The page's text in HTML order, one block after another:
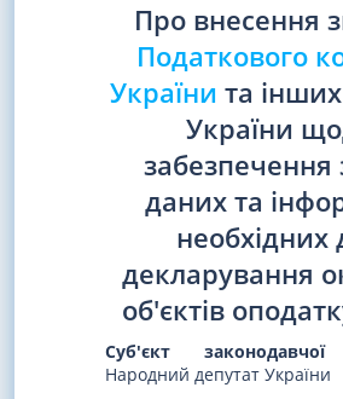
Про внесення
Податкового
України та
України
забезпечення
даних та
необхідних
декларування
об'єктів
Суб'єкт законодавчої
Народний депутат України